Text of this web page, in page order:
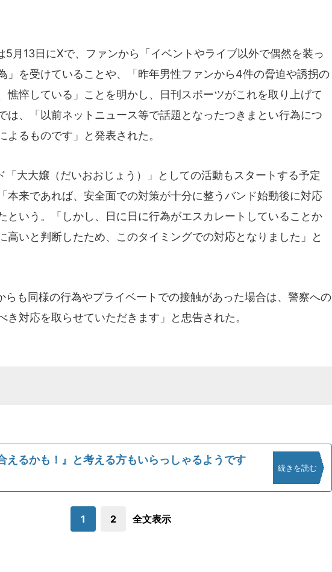
月13日にXで、ファンから「イベントやライブ以外で偶然を装っ
」を受けていることや、「昨年男性ファンから4件の脅迫や誘拐の
憔悴している」ことを明かし、日刊スポーツがこれを取り上げて
は、「以前ネットニュース等で話題となったつきまとい行為につ
よるものです」と発表された。
大大嬢（だいおおじょう）」としての活動もスタートする予定
本来であれば、安全面での対策が十分に整うバンド始動後に対応
という。「しかし、日に日に行為がエスカレートしていることか
高いと判断したため、このタイミングでの対応となりました」と
も同様の行為やプライベートでの接触があった場合は、警察への
き対応を取らせていただきます」と忠告された。
えるかも！』と考える方もいらっしゃるようです
続きを読む
1 2 全文表示